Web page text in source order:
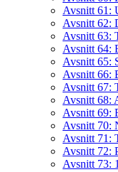
Avsnitt 61:
Avsnitt 62:
Avsnitt 63:
Avsnitt 64:
Avsnitt 65:
Avsnitt 66:
Avsnitt 67:
Avsnitt 68:
Avsnitt 69:
Avsnitt 70:
Avsnitt 71:
Avsnitt 72:
Avsnitt 73: